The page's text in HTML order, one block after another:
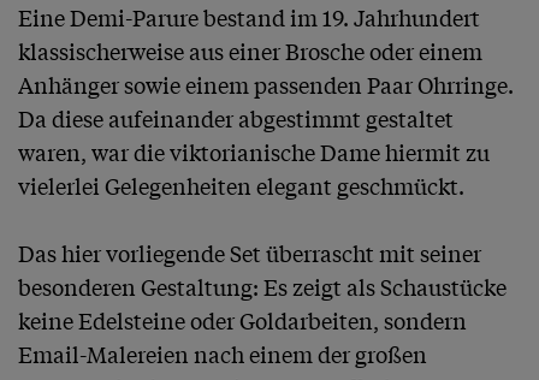
Eine Demi-Parure bestand im 19. Jahrhundert
klassischerweise aus einer Brosche oder einem
Anhänger sowie einem passenden Paar Ohrringe.
Da diese aufeinander abgestimmt gestaltet
waren, war die viktorianische Dame hiermit zu
vielerlei Gelegenheiten elegant geschmückt.
Das hier vorliegende Set überrascht mit seiner
besonderen Gestaltung: Es zeigt als Schaustücke
keine Edelsteine oder Goldarbeiten, sondern
Email-Malereien nach einem der großen